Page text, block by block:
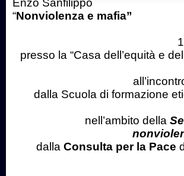
Enzo Sanfilippo
“Nonviolenza e mafia”
presso la “Casa dell’equità e
dalla Scuola di formazione
nell’ambito della
dalla Consulta per la Pace